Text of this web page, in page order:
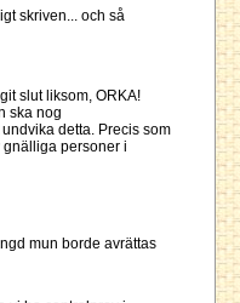
skriven... och så
slut liksom, ORKA!
ska nog
detta. Precis som
personer i
mun borde avrättas